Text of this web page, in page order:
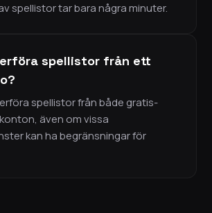
spellistor tar bara några minuter.
spellistor från ett
spellistor från både gratis-
även om vissa
kan ha begränsningar för